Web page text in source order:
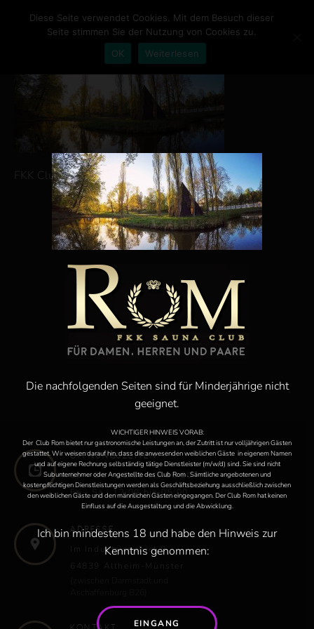
HOME
LADIES
AMBIENTE
KONTAKT
FKK Club bei Hanau
Öffnungszeiten:
So – Do : 12:00 bis 03:00
Fr – Sa : 12:00 bis 05:00
Adresse
Im Industriegebiet 9
64839 Altheim-Münster
Die nachfolgenden Seiten sind für Minderjährige nicht
geeignet.
WICHTIGER HINWEIS VORAB:
Der Club Rom bietet nur gastronomische Leistungen an, der Zutritt ist nur volljährigen Gästen
gestattet. Wir weisen darauf hin, dass die anwesenden weiblichen Gäste in eigenem Namen
und auf eigene Rechnung selbständig tätige Dienstleister (m/w/d) sind. Sie sind nicht
Subunternehmer oder Angestellte des Club Rom . Sämtliche angebotenen und
kostenpflichtigen Dienstleistungen werden als Geschäftsbeziehung ausschließlich zwischen
den weiblichen Gäste und den männlichen Gästen eingegangen. Der Club Rom hat keinen
Einfluss auf die Ausgestaltung und die Abwicklung.
Ich bin mindestens 18 und habe den Hinweis zur
Kenntnis genommen:
EINGANG
Diese Seite verwendet Cookies. Mit dem Besuch dieser
Seite stimmen Sie der Nutzung von Cookies zu.
OK
Weiterlesen